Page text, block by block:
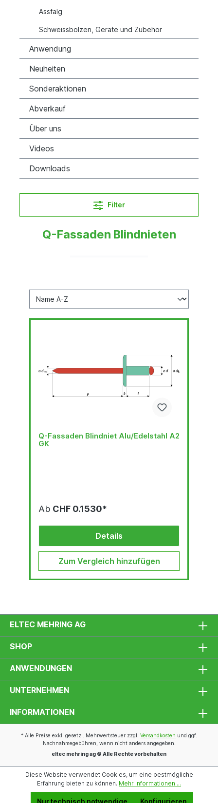
Assfalg
Schweissbolzen, Geräte und Zubehör
Anwendung
Neuheiten
Sonderaktionen
Abverkauf
Über uns
Videos
Downloads
Filter
Q-Fassaden Blindnieten
Q-Fassaden Blindniet Alu/Edelstahl A2
GK
Ab CHF 0.1530*
Details
Zum Vergleich hinzufügen
ELTEC MEHRING AG
SHOP
ANWENDUNGEN
UNTERNEHMEN
INFORMATIONEN
* Alle Preise exkl. gesetzl. Mehrwertsteuer zzgl. Versandkosten und ggf.
Nachnahmegebühren, wenn nicht anders angegeben.
eltec mehring ag © Alle Rechte vorbehalten
Diese Website verwendet Cookies, um eine bestmögliche
Erfahrung bieten zu können. Mehr Informationen ...
Nur technisch notwendige Konfigurieren